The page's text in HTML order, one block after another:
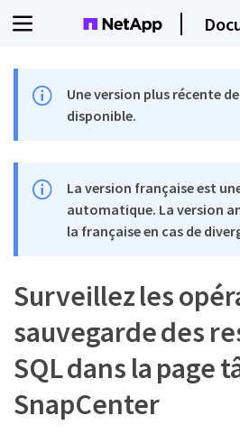
Une version plus récente
disponible.
La version française est
automatique. La version
la française en cas de
Surveillez les
sauvegarde des
SQL dans la page
SnapCenter